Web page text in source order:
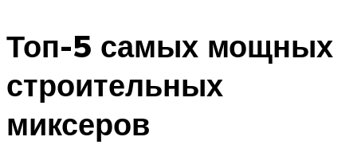
Топ-5 самых мощных
строительных
миксеров